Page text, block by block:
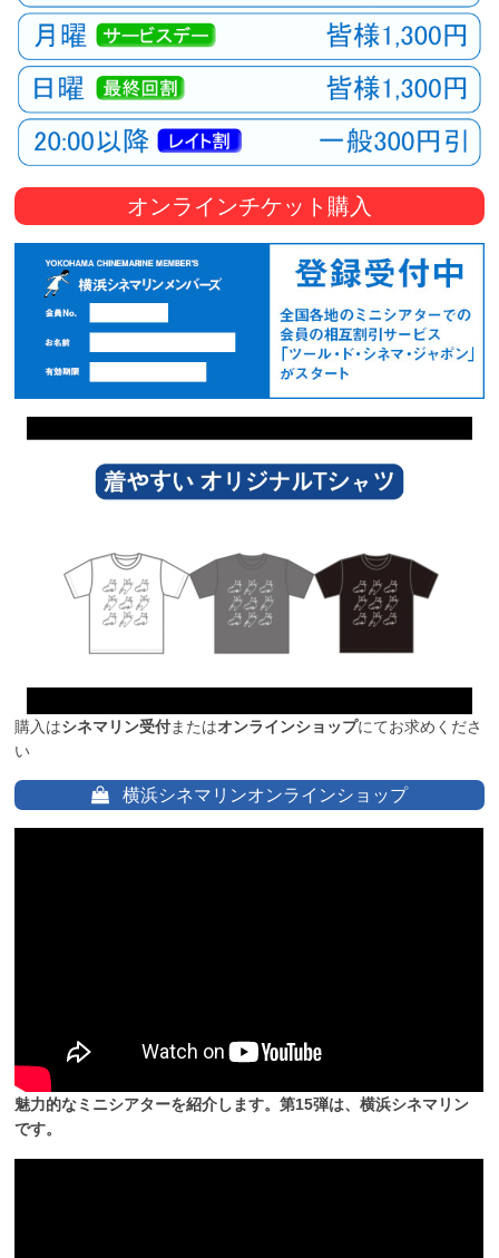
オンラインチケット購入
購入はシネマリン受付またはオンラインショップにてお求めくださ
い
横浜シネマリンオンラインショップ
魅力的なミニシアターを紹介します。第15弾は、横浜シネマリン
です。